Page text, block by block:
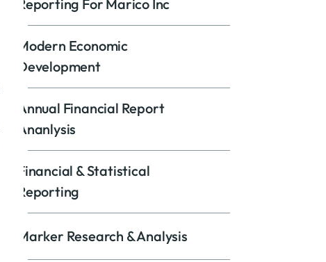
Reporting For Marico Inc
Modern Economic
Development
Annual Financial Report
Ananlysis
Financial & Statistical
Reporting
Marker Research & Analysis